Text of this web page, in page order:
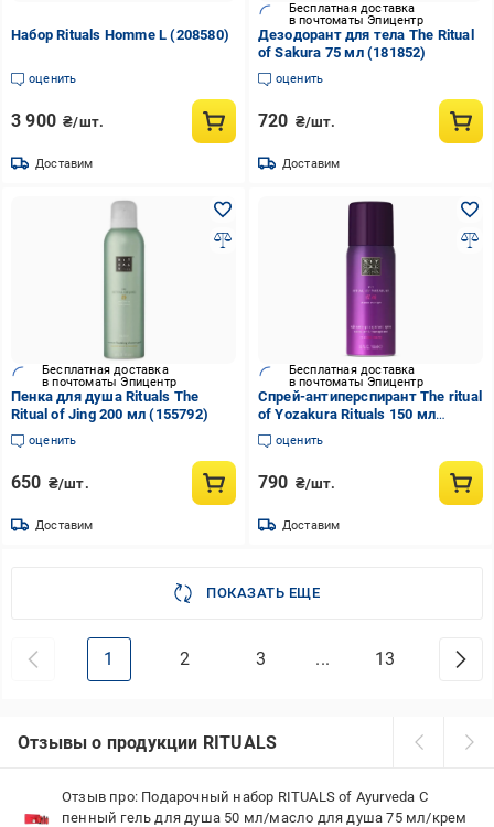
Набор Rituals Homme L (208580)
оценить
3 900 ₴/шт.
Доставим
Бесплатная доставка
в почтоматы Эпицентр
Дезодорант для тела The Ritual
of Sakura 75 мл (181852)
оценить
720 ₴/шт.
Доставим
Бесплатная доставка
в почтоматы Эпицентр
Пенка для душа Rituals The
Ritual of Jing 200 мл (155792)
оценить
650 ₴/шт.
Доставим
Бесплатная доставка
в почтоматы Эпицентр
Спрей-антиперспирант The ritual
of Yozakura Rituals 150 мл
(210835)
оценить
790 ₴/шт.
Доставим
ПОКАЗАТЬ ЕЩЕ
1 2 3 ... 13
Отзывы о продукции RITUALS
Отзыв про: Подарочный набор RITUALS of Ayurveda С
пенный гель для душа 50 мл/масло для душа 75 мл/крем